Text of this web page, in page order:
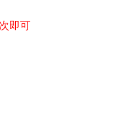
即可